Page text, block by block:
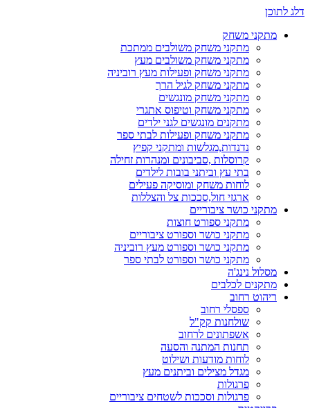
דלג לתוכן
מתקני משחק
מתקני משחק משולבים ממתכת
מתקני משחק משולבים מעץ
מתקני משחק ופעילות מעץ רוביניה
מתקני משחק לגיל הרך
מתקני משחק מונגשים
מתקני משחק וטיפוס אתגרי
מתקנים מונגשים לגני ילדים
מתקני משחק ופעילות לבתי ספר
נדנדות,מגלשות ומתקני קפיץ
קרוסלות ,סביבונים ומנהרות זחילה
בתי עץ וביתני בובות לילדים
לוחות משחק ומוסיקה פעילים
ארגזי חול,סככות צל והצללות
מתקני כושר ציבוריים
מתקני ספורט חוצות
מתקני כושר וספורט ציבוריים
מתקני כושר וספורט מעץ רוביניה
מתקני כושר וספורט לבתי ספר
מסלול נינג'ה
מתקנים לכלבים
ריהוט רחוב
ספסלי רחוב
שולחנות קק"ל
אשפתונים לרחוב
תחנות המתנה והסעה
לוחות מודעות ושילוט
מגדל מצילים וביתנים מעץ
פרגולות
פרגולות וסככות לשטחים ציבוריים